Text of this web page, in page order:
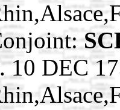
10 DEC